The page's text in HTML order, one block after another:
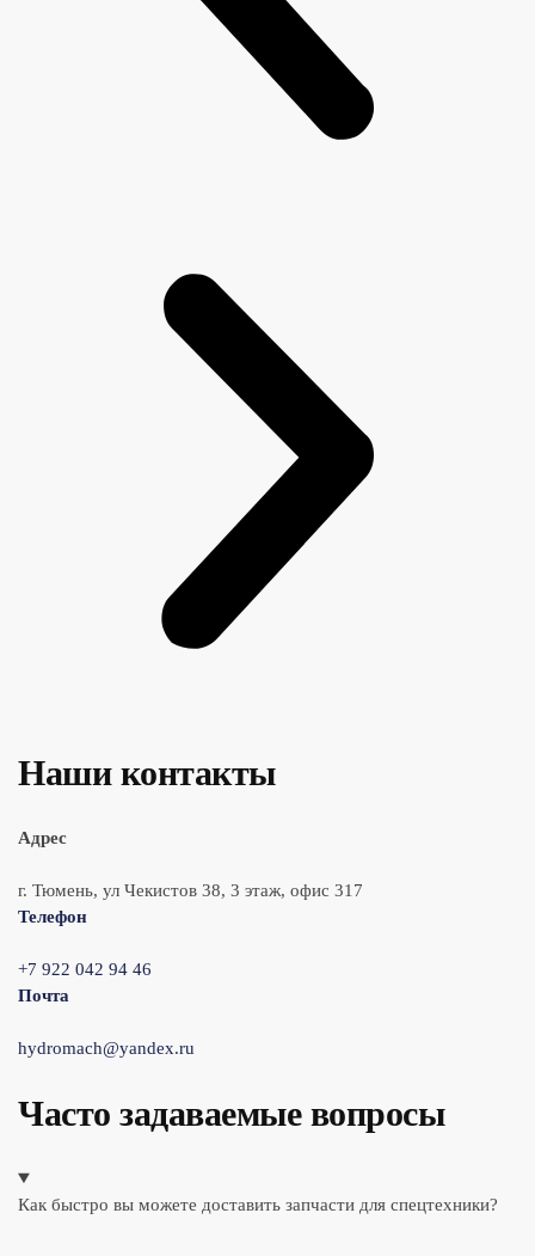
Наши контакты
Адрес
г. Тюмень, ул Чекистов 38, 3 этаж, офис 317
Телефон
+7 922 042 94 46
Почта
hydromach@yandex.ru
Часто задаваемые вопросы
Как быстро вы можете доставить запчасти для спецтехники?